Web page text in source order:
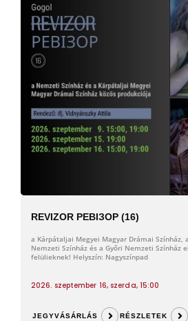
REVIZOR РЕВІЗОР (16)
a Kárpátaljai Megyei Magyar Drámai Színház,
Nemzeti Színház és a Győri Nemzeti Színház
felülieknek! Helyszín: Nagyszínpad
2026. szeptember 16, szerda, 15:00
JEGYVÁSÁRLÁS RÉSZLETEK